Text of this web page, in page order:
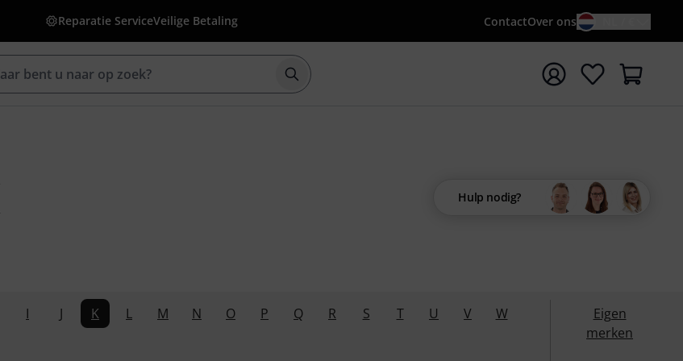
Reparatie ServiceVeilige Betaling ContactOver ons
Zoek met zoekterm {searchTerm}
Hulp nodig?
I J K L M N O P Q R S T U V
W
Eigen
merken